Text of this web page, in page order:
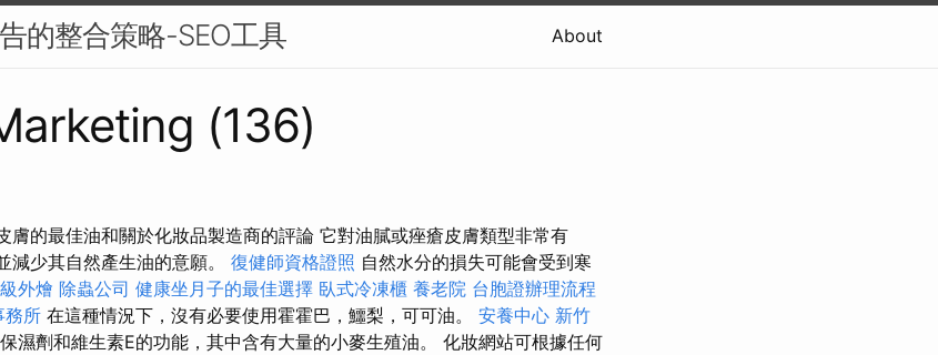
的整合策略-SEO工具 About
(136)
膚的最佳油和關於化妝品製造商的評論 它對油膩或痤瘡皮膚類型非常有
減少其自然產生油的意願。 復健師資格證照 自然水分的損失可能會受到寒
外燴 除蟲公司 健康坐月子的最佳選擇 臥式冷凍櫃 養老院 台胞證辦理流程
務所 在這種情況下，沒有必要使用霍霍巴，鱷梨，可可油。 安養中心 新竹
濕劑和維生素E的功能，其中含有大量的小麥生殖油。 化妝網站可根據任何